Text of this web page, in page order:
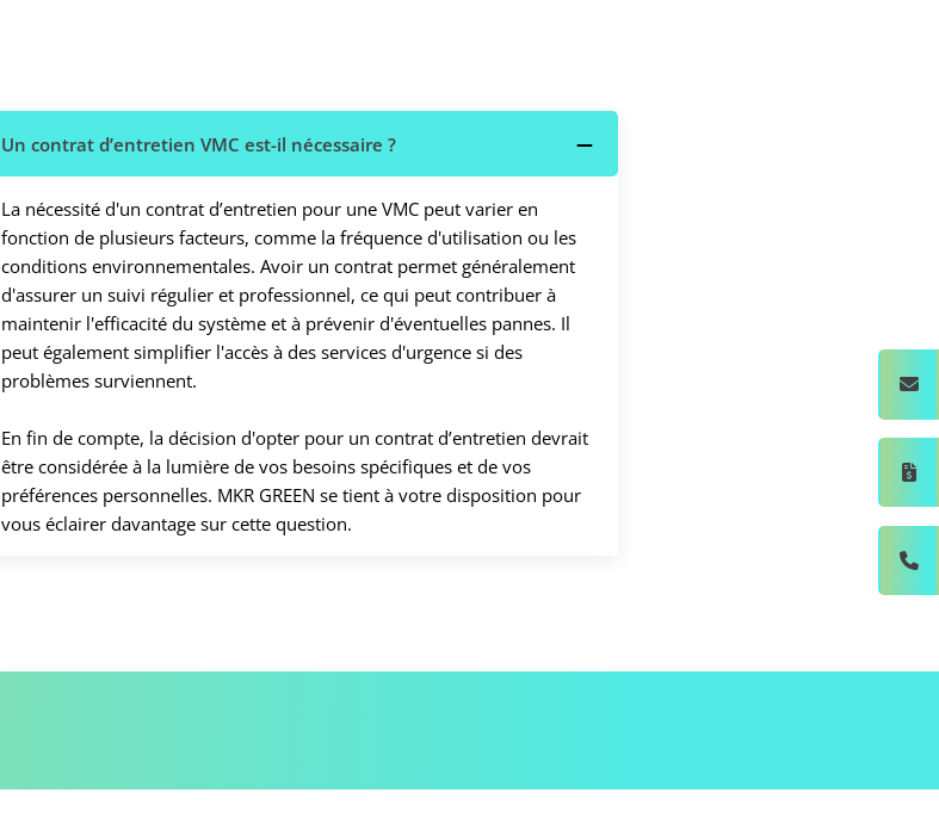
Un contrat d’entretien VMC est-il nécessaire ?
La nécessité d'un contrat d’entretien pour une VMC peut varier en
fonction de plusieurs facteurs, comme la fréquence d'utilisation ou les
conditions environnementales. Avoir un contrat permet généralement
d'assurer un suivi régulier et professionnel, ce qui peut contribuer à
maintenir l'efficacité du système et à prévenir d'éventuelles pannes. Il
peut également simplifier l'accès à des services d'urgence si des
problèmes surviennent.
En fin de compte, la décision d'opter pour un contrat d’entretien devrait
être considérée à la lumière de vos besoins spécifiques et de vos
préférences personnelles. MKR GREEN se tient à votre disposition pour
vous éclairer davantage sur cette question.